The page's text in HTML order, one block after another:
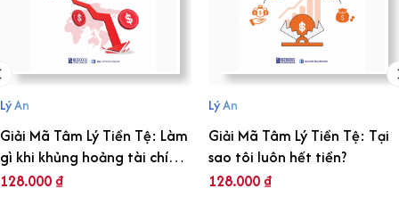
Lý An
Giải Mã Tâm Lý Tiền Tệ: Làm
gì khi khủng hoảng tài chính
ập đến?
128.000₫
Lý An
Giải Mã Tâm Lý Tiền Tệ: Tại
sao tôi luôn hết tiền?
128.000₫